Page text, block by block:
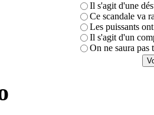
Il s'agit d'une
Ce scandale va
Les puissants
Il s'agit d'un
On ne saura pas